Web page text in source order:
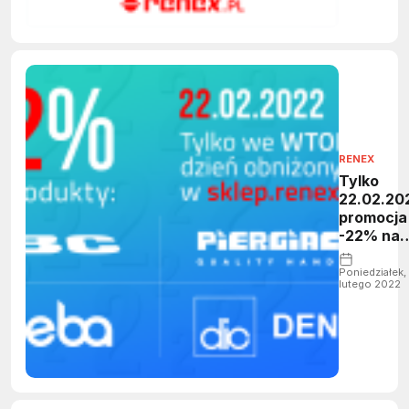
RENEX
Tylko
promocja
-22% na
JBC,
On,
oraz
Poniedziałek,
lutego 2022